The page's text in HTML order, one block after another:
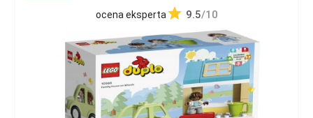
ocena eksperta 9.5/10